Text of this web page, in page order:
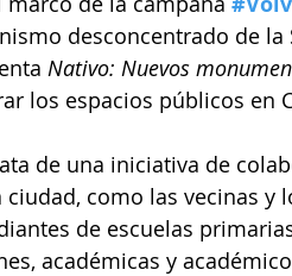
desconcentrado de
Nativo: Nuevos
los espacios públicos en
de una iniciativa de
ciudad, como las vecinas y
de escuelas
académicas y